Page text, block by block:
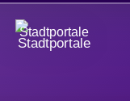
Stadtportale